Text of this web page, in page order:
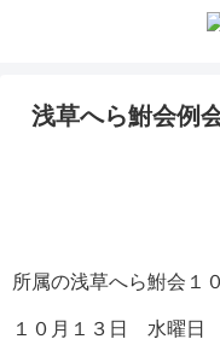
浅草へら鮒会例
所属の浅草へら鮒会１
１０月１３日 水曜日